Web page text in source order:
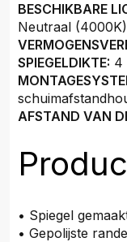
BESCHIKBARE
Neutraal
SPIEGELDIKTE: 4
AFSTAND VAN
• Spiegel
• Gepolijste